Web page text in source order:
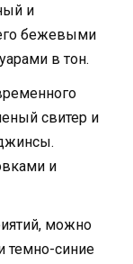
и
бежевыми
в тон.
свитер и
и
можно
темно-синие